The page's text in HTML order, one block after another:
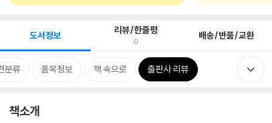
도서정보 리뷰/한줄평
0 배송/반품/교환
분류 품목정보 책 속으로 출판사 리뷰
책소개